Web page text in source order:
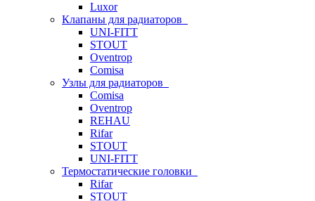
Luxor
Клапаны для радиаторов
UNI-FITT
STOUT
Oventrop
Comisa
Узлы для радиаторов
Comisa
Oventrop
REHAU
Rifar
STOUT
UNI-FITT
Термостатические головки
Rifar
STOUT